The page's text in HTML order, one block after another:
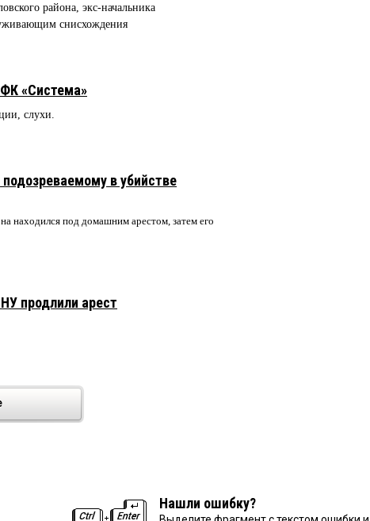
района, экс-начальника
снисхождения
«Система»
слухи.
в убийстве
находился под домашним арестом, затем его
продлили арест
Нашли ошибку?